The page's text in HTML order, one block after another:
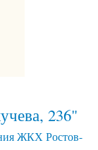
236"
ЖКХ Ростов-